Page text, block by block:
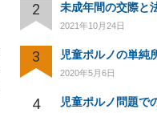
2
2021年10月24日
3
2020年5月6日
4